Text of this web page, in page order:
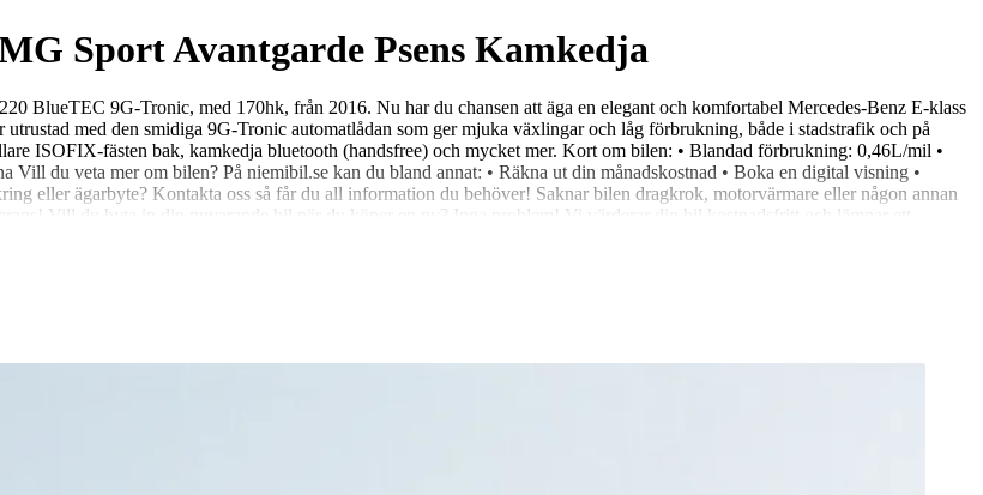
Sport Avantgarde Psens Kamkedja
BlueTEC 9G-Tronic, med 170hk, från 2016. Nu har du chansen att äga en elegant och komfortabel Mercedes-Benz E-klass
med den smidiga 9G-Tronic automatlådan som ger mjuka växlingar och låg förbrukning, både i stadstrafik och på
ISOFIX-fästen bak, kamkedja bluetooth (handsfree) och mycket mer. Kort om bilen: • Blandad förbrukning: 0,46L/mil •
du veta mer om bilen? På niemibil.se kan du bland annat: • Räkna ut din månadskostnad • Boka en digital visning •
eller ägarbyte? Kontakta oss så får du all information du behöver! Saknar bilen dragkrok, motorvärmare eller någon annan
Vill du byta in din nuvarande bil när du köper en ny? Inga problem! Vi värderar din bil kostnadsfritt och lämnar ett
hjärta för bilar 4,8 snittbetyg på Google 4,7 snittbetyg på Trustpilot Vid intresse ring 026-16 19 00 eller maila